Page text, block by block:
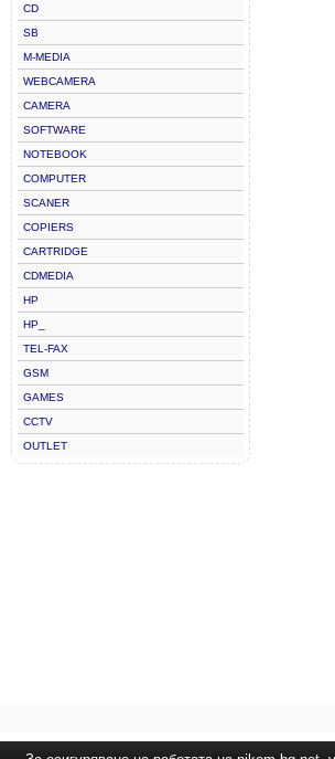
CD
SB
M-MEDIA
WEBCAMERA
CAMERA
SOFTWARE
NOTEBOOK
COMPUTER
SCANER
COPIERS
CARTRIDGE
CDMEDIA
HP
HP_
TEL-FAX
GSM
GAMES
CCTV
OUTLET